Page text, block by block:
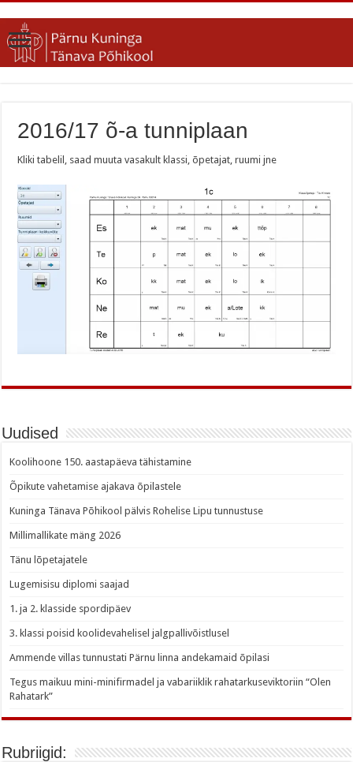
2016/17 õ-a tunniplaan
Kliki tabelil, saad muuta vasakult klassi, õpetajat, ruumi jne
Uudised
Koolihoone 150. aastapäeva tähistamine
Õpikute vahetamise ajakava õpilastele
Kuninga Tänava Põhikool pälvis Rohelise Lipu tunnustuse
Millimallikate mäng 2026
Tänu lõpetajatele
Lugemisisu diplomi saajad
1. ja 2. klasside spordipäev
3. klassi poisid koolidevahelisel jalgpallivõistlusel
Ammende villas tunnustati Pärnu linna andekamaid õpilasi
Tegus maikuu mini-minifirmadel ja vabariiklik rahatarkuseviktoriin “Olen
Rahatark”
Rubriigid: